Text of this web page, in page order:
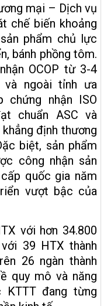
mại – Dịch vụ
chế biến khoảng
phẩm chủ lực
bánh phồng tôm.
OCOP từ 3-4
ngoài tỉnh ưa
chứng nhận ISO
chuẩn ASC và
định thương
biệt, sản phẩm
công nhận sản
quốc gia năm
vượt bậc của
với hơn 34.800
39 HTX thành
26 ngàn thành
quy mô và năng
đang từng